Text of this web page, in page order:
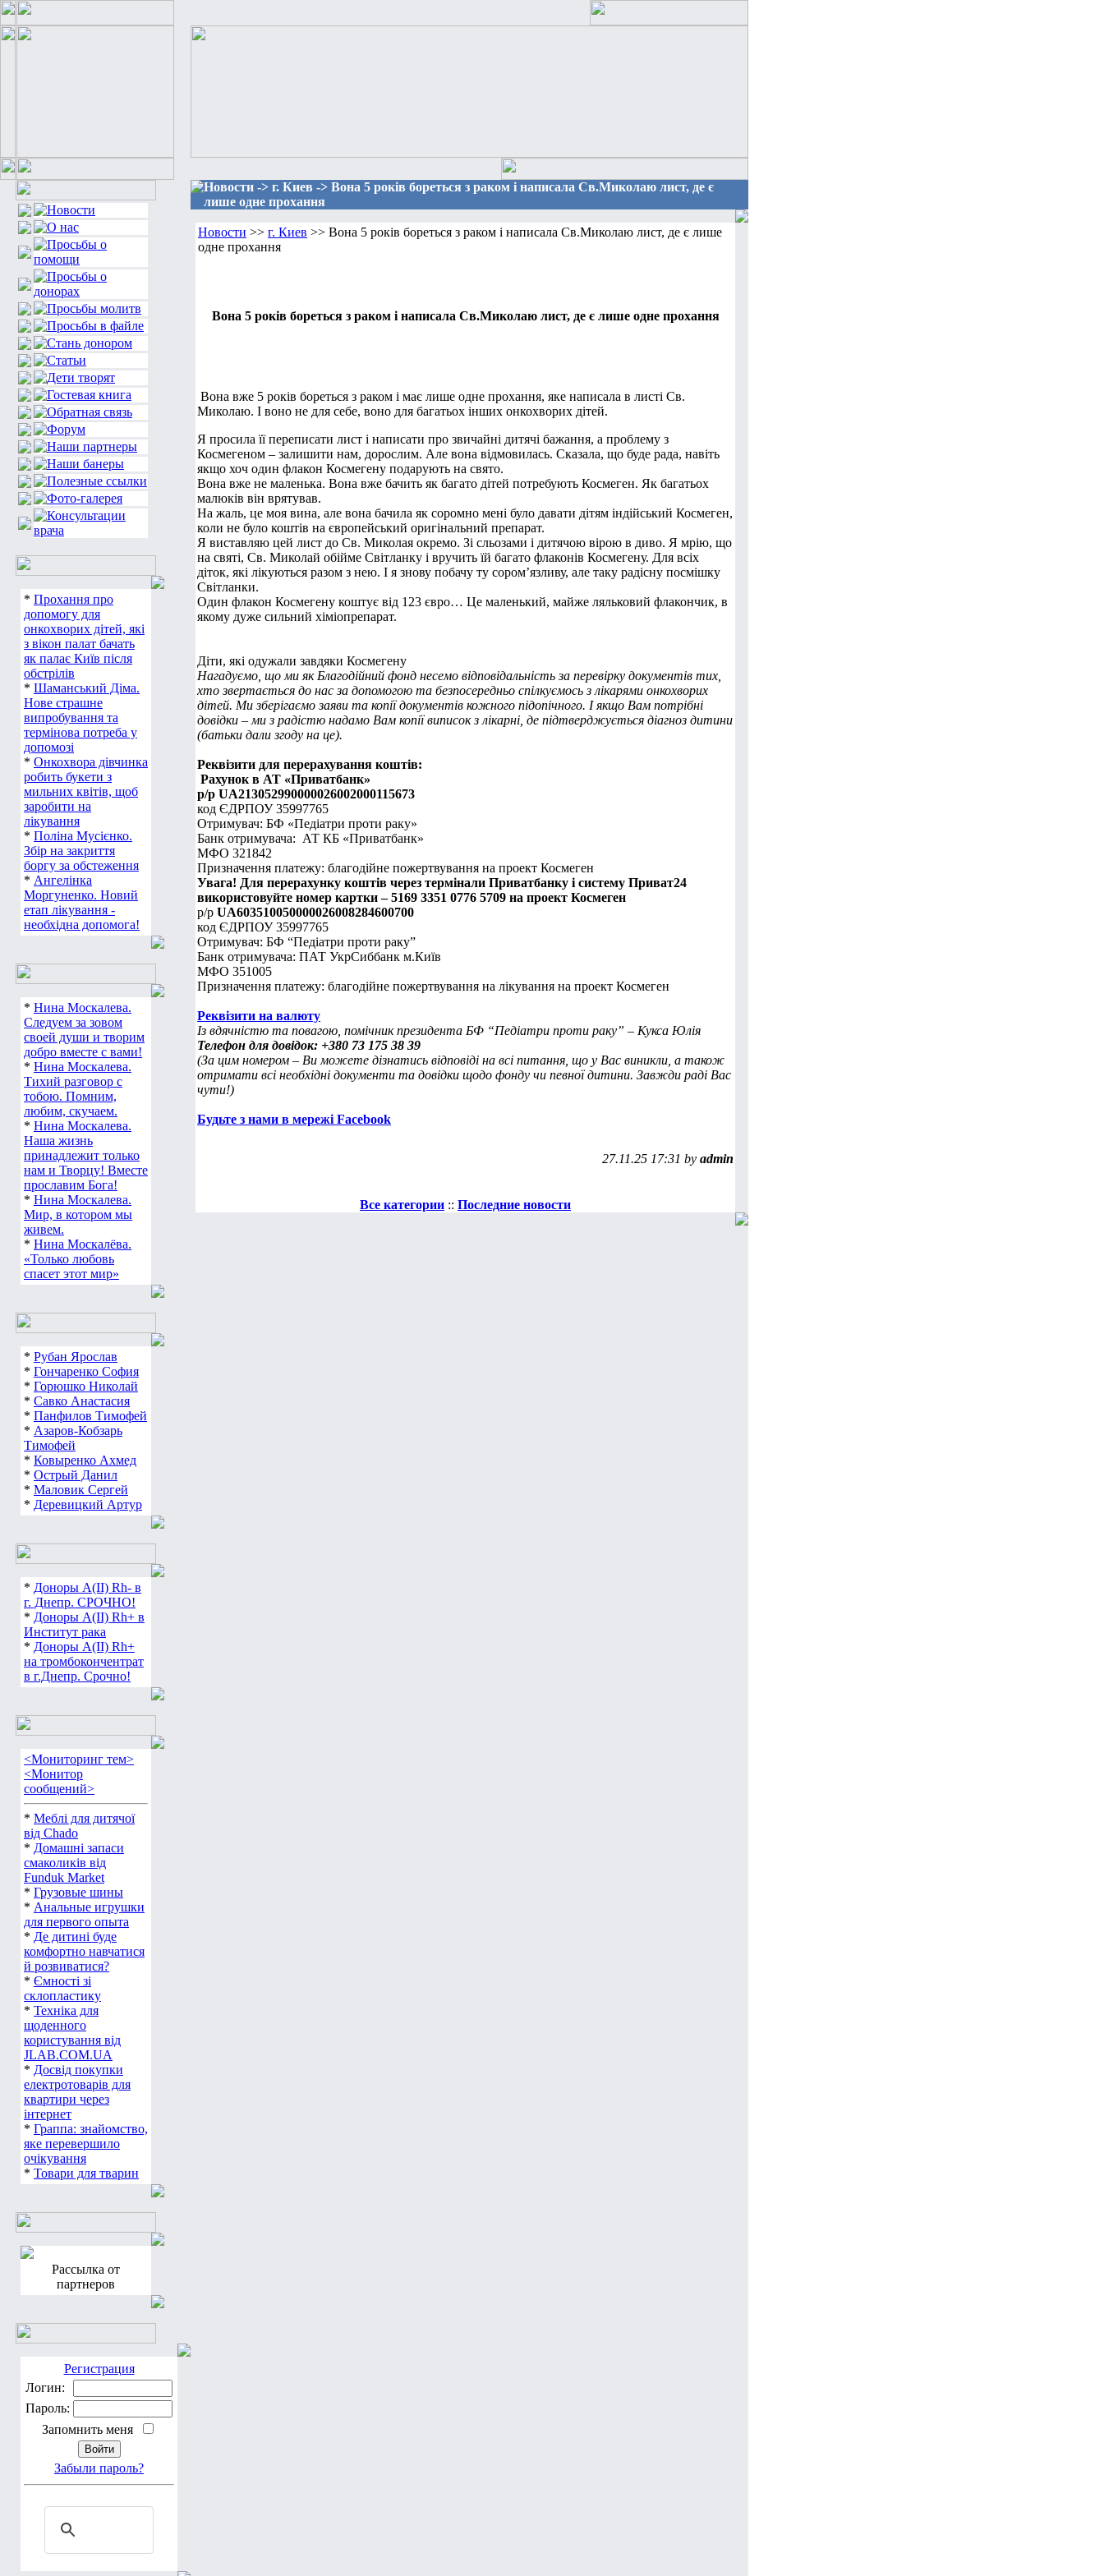
* Прохання про
допомогу для
онкохворих дітей, які
з вікон палат бачать
як палає Київ після
обстрілів
* Шаманський Діма.
Нове страшне
випробування та
термінова потреба у
допомозі
* Онкохвора дівчинка
робить букети з
мильних квітів, щоб
заробити на
лікування
* Поліна Мусієнко.
Збір на закриття
боргу за обстеження
* Ангелінка
Моргуненко. Новий
етап лікування -
необхідна допомога!
* Нина Москалева.
Следуем за зовом
своей души и творим
добро вместе с вами!
* Нина Москалева.
Тихий разговор с
тобою. Помним,
любим, скучаем.
* Нина Москалева.
Наша жизнь
принадлежит только
нам и Творцу! Вместе
прославим Бога!
* Нина Москалева.
Мир, в котором мы
живем.
* Нина Москалёва.
«Только любовь
спасет этот мир»
* Рубан Ярослав
* Гончаренко София
* Горюшко Николай
* Савко Анастасия
* Панфилов Тимофей
* Азаров-Кобзарь
Тимофей
* Ковыренко Ахмед
* Острый Данил
* Маловик Сергей
* Деревицкий Артур
* Доноры А(ІІ) Rh- в
г. Днепр. СРОЧНО!
* Доноры А(ІІ) Rh+ в
Институт рака
* Доноры А(ІІ) Rh+
на тромбокончентрат
в г.Днепр. Срочно!
<Мониторинг тем>
<Монитор
сообщений>
* Меблі для дитячої
від Chado
* Домашні запаси
смаколиків від
Funduk Market
* Грузовые шины
* Анальные игрушки
для первого опыта
* Де дитині буде
комфортно навчатися
й розвиватися?
* Ємності зі
склопластику
* Техніка для
щоденного
користування від
JLAB.COM.UA
* Досвід покупки
електротоварів для
квартири через
інтернет
* Граппа: знайомство,
яке перевершило
очікування
* Товари для тварин
Рассылка от
партнеров
Регистрация
Логин:
Пароль:
Запомнить меня
Забыли пароль?
Новости -> г. Киев -> Вона 5 років бореться з раком і написала Св.Миколаю лист, де є
лише одне прохання
Новости >> г. Киев >> Вона 5 років бореться з раком і написала Св.Миколаю лист, де є лише
одне прохання
Вона 5 років бореться з раком і написала Св.Миколаю лист, де є лише одне прохання
Вона вже 5 років бореться з раком і має лише одне прохання, яке написала в листі Св.
Миколаю. І воно не для себе, воно для багатьох інших онкохворих дітей.
Я просила її переписати лист і написати про звичайні дитячі бажання, а проблему з
Космегеном – залишити нам, дорослим. Але вона відмовилась. Сказала, що буде рада, навіть
якщо хоч один флакон Космегену подарують на свято.
Вона вже не маленька. Вона вже бачить як багато дітей потребують Космеген. Як багатьох
малюків він врятував.
На жаль, це моя вина, але вона бачила як соромно мені було давати дітям індійський Космеген,
коли не було коштів на європейський оригінальний препарат.
Я виставляю цей лист до Св. Миколая окремо. Зі сльозами і дитячою вірою в диво. Я мрію, що
на святі, Св. Миколай обійме Світланку і вручить їй багато флаконів Космегену. Для всіх
діток, які лікуються разом з нею. І я знову побачу ту сором’язливу, але таку радісну посмішку
Світланки.
Один флакон Космегену коштує від 123 євро… Це маленький, майже ляльковий флакончик, в
якому дуже сильний хіміопрепарат.
Діти, які одужали завдяки Космегену
Нагадуємо, що ми як Благодійний фонд несемо відповідальність за перевірку документів тих,
хто звертається до нас за допомогою та безпосередньо спілкуємось з лікарями онкохворих
дітей. Ми зберігаємо заяви та копії документів кожного підопічного. І якщо Вам потрібні
довідки – ми з радістю надамо Вам копії виписок з лікарні, де підтверджується діагноз дитини
(батьки дали згоду на це).
Реквізити для перерахування коштів:
Рахунок в АТ «Приватбанк»
р/р UA213052990000026002000115673
код ЄДРПОУ 35997765
Отримувач: БФ «Педіатри проти раку»
Банк отримувача: АТ КБ «Приватбанк»
МФО 321842
Призначення платежу: благодійне пожертвування на проект Космеген
Увага! Для перерахунку коштів через термінали Приватбанку і систему Приват24
використовуйте номер картки – 5169 3351 0776 5709 на проект Космеген
р/р UA603510050000026008284600700
код ЄДРПОУ 35997765
Отримувач: БФ “Педіатри проти раку”
Банк отримувача: ПАТ УкрСиббанк м.Київ
МФО 351005
Призначення платежу: благодійне пожертвування на лікування на проект Космеген
Реквізити на валюту
Із вдячністю та повагою, помічник президента БФ “Педіатри проти раку” – Кукса Юлія
Телефон для довідок: +380 73 175 38 39
(За цим номером – Ви можете дізнатись відповіді на всі питання, що у Вас виникли, а також
отримати всі необхідні документи та довідки щодо фонду чи певної дитини. Завжди раді Вас
чути!)
Будьте з нами в мережі Facebook
27.11.25 17:31 by admin
Все категории :: Последние новости